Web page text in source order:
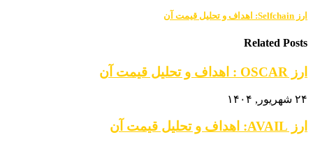
ارز Selfchain: اهداف و تحلیل قیمت آن
Related Posts
ارز OSCAR : اهداف و تحلیل قیمت آن
۲۴ شهریور, ۱۴۰۴
ارز AVAIL: اهداف و تحلیل قیمت آن